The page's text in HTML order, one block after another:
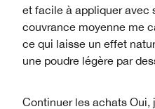
et facile à appliquer avec
couvrance moyenne me
ce qui laisse un effet
une poudre légère par
Continuer les achats Oui,